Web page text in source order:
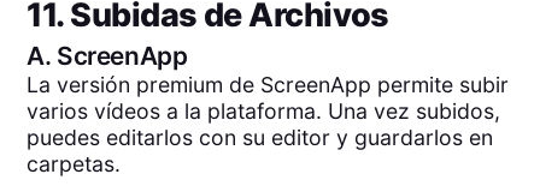
11. Subidas de Archivos
A. ScreenApp
La versión premium de ScreenApp permite subir
varios vídeos a la plataforma. Una vez subidos,
puedes editarlos con su editor y guardarlos en
carpetas.